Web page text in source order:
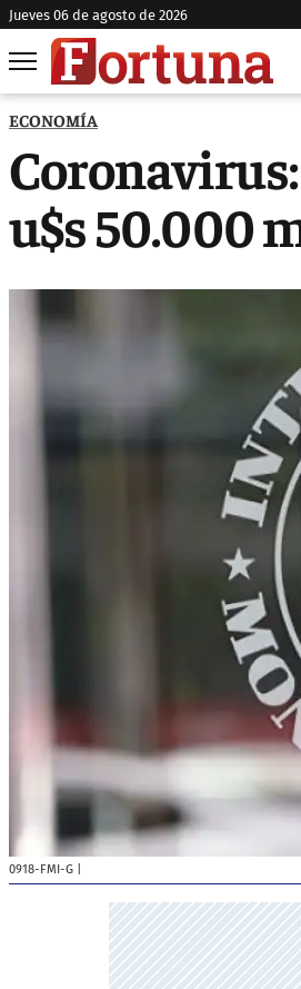
jueves 06 de agosto de 2026
ECONOMÍA
u$s 50.000
0918-FMI-G